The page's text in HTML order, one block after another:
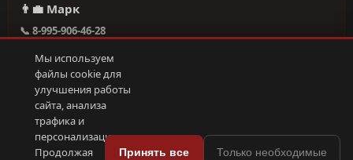
👨‍💼 Марк
📞 8-995-906-46-28
🕐 Круглосуточно, без выходных
Написать в поддержку →
Мы используем
файлы cookie для
улучшения работы
сайта, анализа
трафика и
персонализации.
Продолжая
Принять все Только необходимые